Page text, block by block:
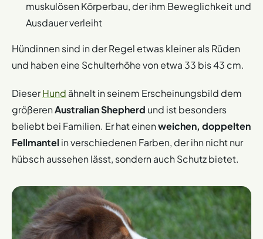
muskulösen Körperbau, der ihm Beweglichkeit und
Ausdauer verleiht
Hündinnen sind in der Regel etwas kleiner als Rüden
und haben eine Schulterhöhe von etwa 33 bis 43 cm.
DieserHund ähnelt in seinem Erscheinungsbild dem
größerenAustralian Shepherd und ist besonders
beliebt bei Familien. Er hat einenweichen, doppelten
Fellmantel in verschiedenen Farben, der ihn nicht nur
hübsch aussehen lässt, sondern auch Schutz bietet.